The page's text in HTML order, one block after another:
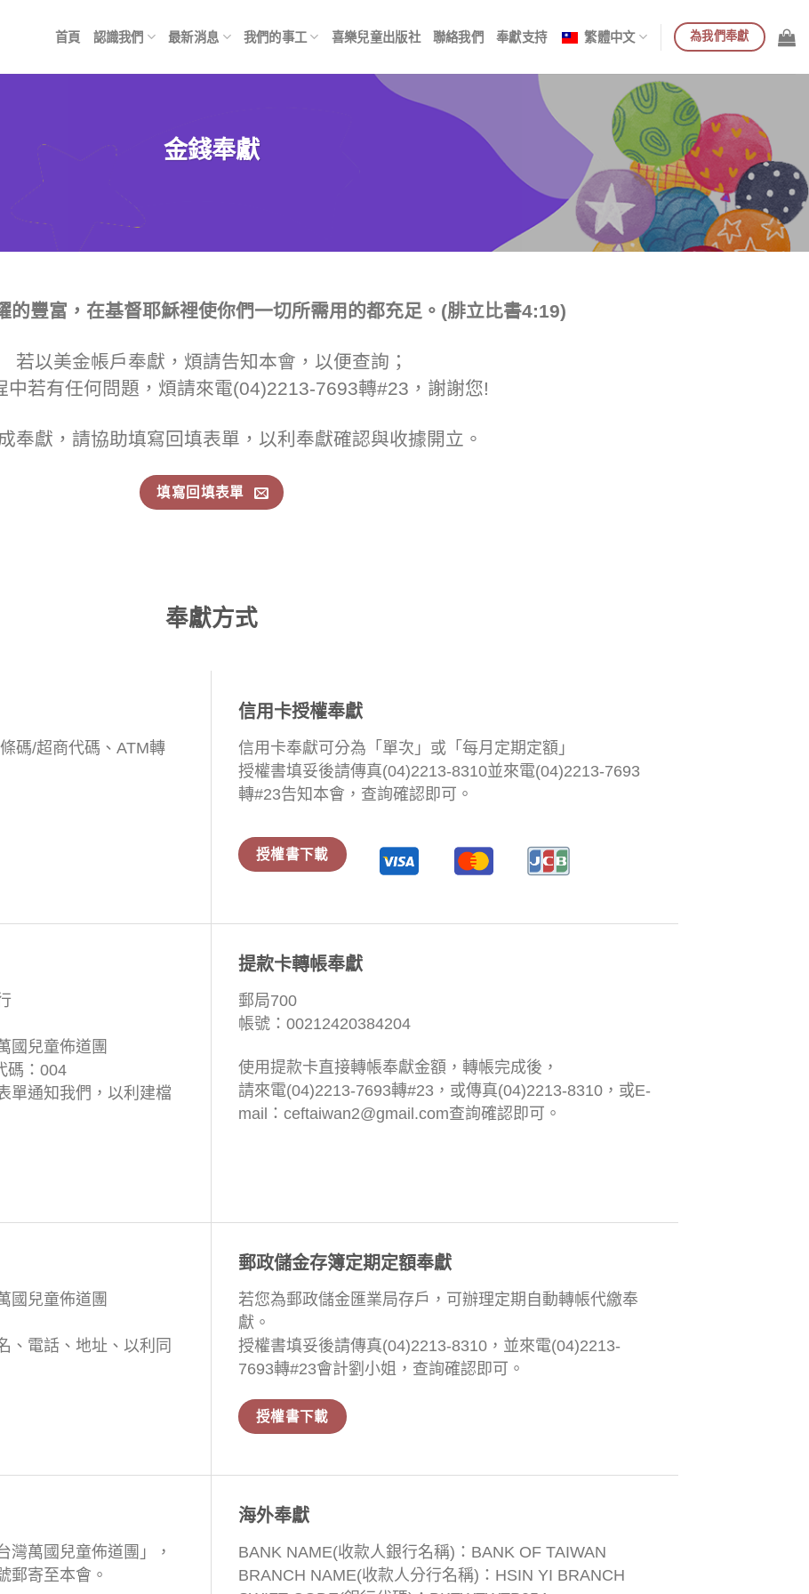
首頁 認識我們 最新消息 我們的事工 喜樂兒童出版社 聯絡我們 奉獻支持 繁體中文 為我們奉獻
金錢奉獻
的豐富，在基督耶穌裡使你們一切所需用的都充足。(腓立比書4:19)
若以美金帳戶奉獻，煩請告知本會，以便查詢；
中若有任何問題，煩請來電(04)2213-7693轉#23，謝謝您!
奉獻，請協助填寫回填表單，以利奉獻確認與收據開立。
填寫回填表單
奉獻方式
碼/超商代碼、ATM轉
信用卡授權奉獻
信用卡奉獻可分為「單次」或「每月定期定額」
授權書填妥後請傳真(04)2213-8310並來電(04)2213-7693
轉#23告知本會，查詢確認即可。
授權書下載
國兒童佈道團
碼：004
單通知我們，以利建檔
提款卡轉帳奉獻
郵局700
帳號：00212420384204
使用提款卡直接轉帳奉獻金額，轉帳完成後，
請來電(04)2213-7693轉#23，或傳真(04)2213-8310，或E-
mail： ceftaiwan2@gmail.com查詢確認即可。
國兒童佈道團
、電話、地址、以利同
郵政儲金存簿定期定額奉獻
若您為郵政儲金匯業局存戶，可辦理定期自動轉帳代繳奉
獻。
授權書填妥後請傳真(04)2213-8310，並來電(04)2213-
7693轉#23會計劉小姐，查詢確認即可。
授權書下載
灣萬國兒童佈道團」，
郵寄至本會。
海外奉獻
BANK NAME(收款人銀行名稱)：BANK OF TAIWAN
BRANCH NAME(收款人分行名稱)：HSIN YI BRANCH